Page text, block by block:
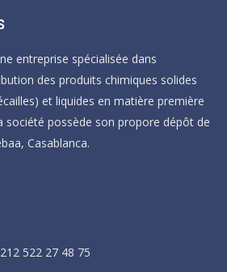
entreprise spécialisée dans
des produits chimiques solides
et liquides en matière première
société possède son propore dépôt de
Casablanca.
522 27 48 75